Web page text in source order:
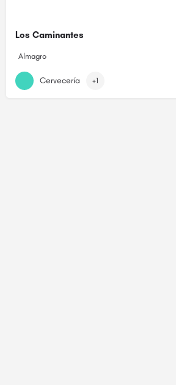
Los Caminantes
Almagro
Cervecería +1